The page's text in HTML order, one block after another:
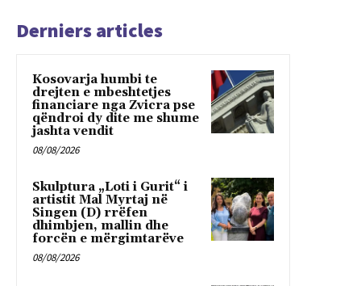
Derniers articles
Kosovarja humbi te
drejten e mbeshtetjes
financiare nga Zvicra pse
qëndroi dy dite me shume
jashta vendit
08/08/2026
Skulptura „Loti i Gurit“ i
artistit Mal Myrtaj në
Singen (D) rrëfen
dhimbjen, mallin dhe
forcën e mërgimtarëve
08/08/2026